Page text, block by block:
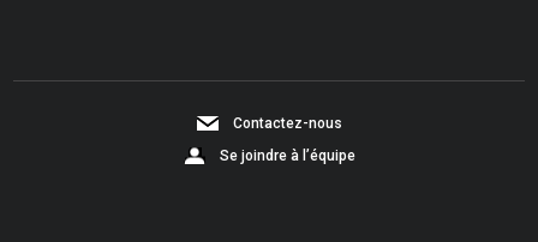
Contactez-nous
Se joindre à l’équipe